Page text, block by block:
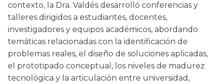
contexto, la Dra. Valdés desarrolló conferencias y
talleres dirigidos a estudiantes, docentes,
investigadores y equipos académicos, abordando
temáticas relacionadas con la identificación de
problemas reales, el diseño de soluciones aplicadas,
el prototipado conceptual, los niveles de madurez
tecnológica y la articulación entre universidad,